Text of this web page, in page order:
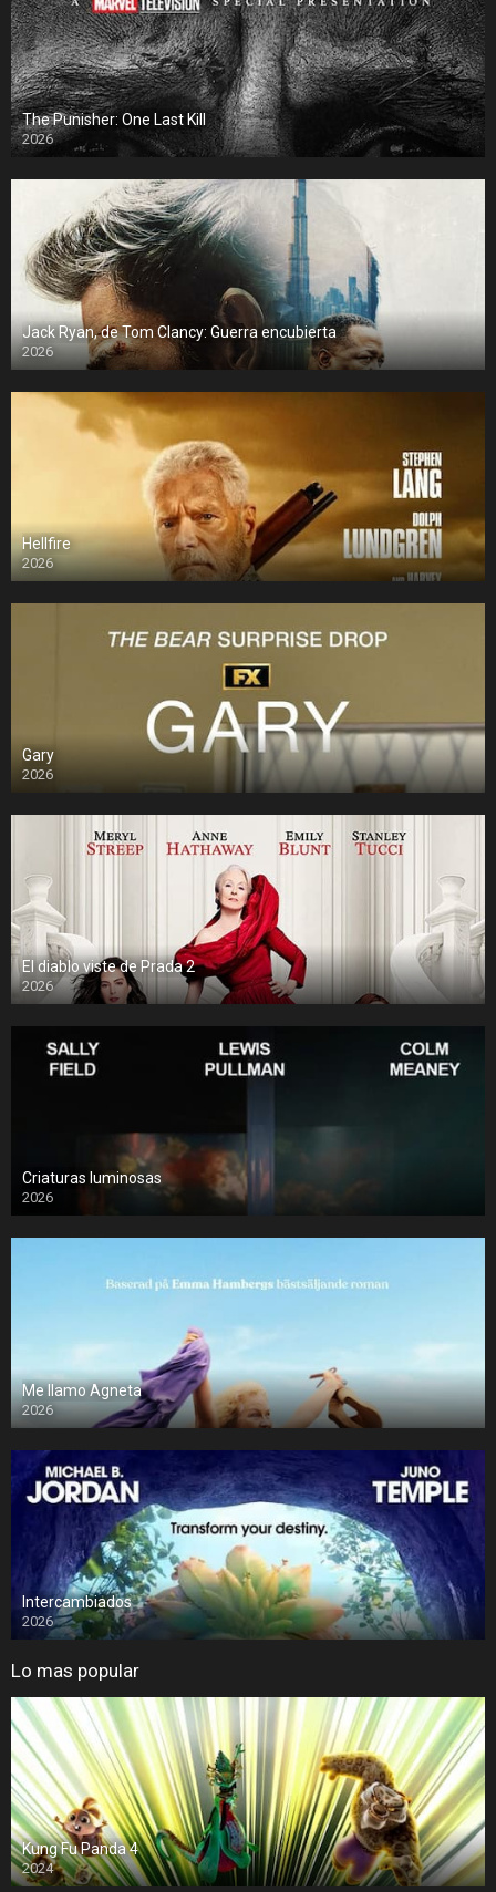
The Punisher: One Last Kill
2026
Jack Ryan, de Tom Clancy: Guerra encubierta
2026
Hellfire
2026
Gary
2026
El diablo viste de Prada 2
2026
Criaturas luminosas
2026
Me llamo Agneta
2026
Intercambiados
2026
Lo mas popular
Kung Fu Panda 4
2024